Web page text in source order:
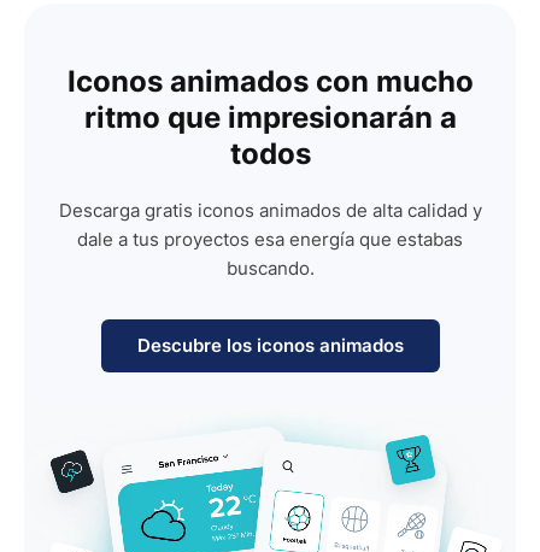
Iconos animados con mucho
ritmo que impresionarán a
todos
Descarga gratis iconos animados de alta calidad y
dale a tus proyectos esa energía que estabas
buscando.
Descubre los iconos animados